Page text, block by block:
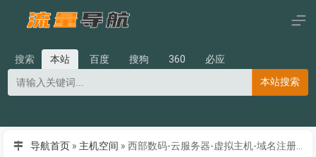
搜索 本站 百度 搜狗 360
必应
本站搜索
导航首页 » 主机空间 »